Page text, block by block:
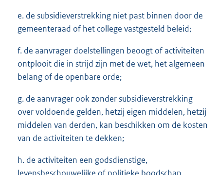
e. de subsidieverstrekking niet past binnen door de
gemeenteraad of het college vastgesteld beleid;
f. de aanvrager doelstellingen beoogt of activiteiten
ontplooit die in strijd zijn met de wet, het algemeen
belang of de openbare orde;
g. de aanvrager ook zonder subsidieverstrekking
over voldoende gelden, hetzij eigen middelen, hetzij
middelen van derden, kan beschikken om de kosten
van de activiteiten te dekken;
h. de activiteiten een godsdienstige,